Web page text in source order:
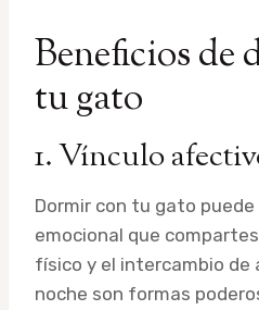
Beneficios de
tu gato
1. Vínculo
Dormir con tu gato
emocional que
físico y el intercambio de
noche son formas